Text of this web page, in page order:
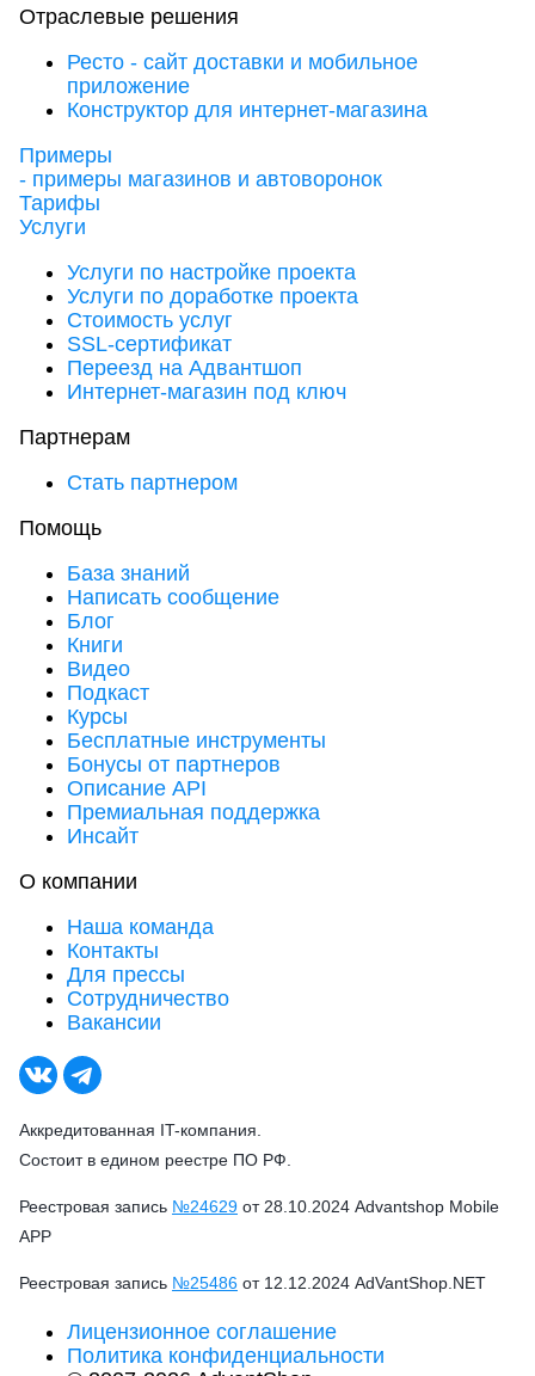
Отраслевые решения
Ресто - сайт доставки и мобильное
приложение
Конструктор для интернет-магазина
Примеры
- примеры магазинов и автоворонок
Тарифы
Услуги
Услуги по настройке проекта
Услуги по доработке проекта
Стоимость услуг
SSL-сертификат
Переезд на Адвантшоп
Интернет-магазин под ключ
Партнерам
Стать партнером
Помощь
База знаний
Написать сообщение
Блог
Книги
Видео
Подкаст
Курсы
Бесплатные инструменты
Бонусы от партнеров
Описание API
Премиальная поддержка
Инсайт
О компании
Наша команда
Контакты
Для прессы
Сотрудничество
Вакансии
Аккредитованная IT-компания.
Состоит в едином реестре ПО РФ.
Реестровая запись №24629 от 28.10.2024 Advantshop Mobile
APP
Реестровая запись №25486 от 12.12.2024 AdVantShop.NET
Лицензионное соглашение
Политика конфиденциальности